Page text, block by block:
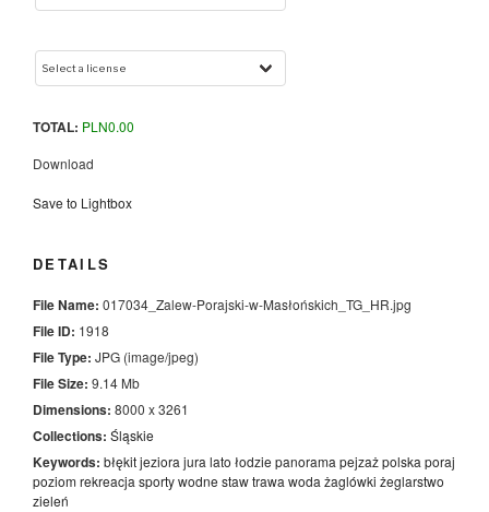
TOTAL: PLN0.00
Download
Save to Lightbox
DETAILS
File Name: 017034_Zalew-Porajski-w-Masłońskich_TG_HR.jpg
File ID: 1918
File Type: JPG (image/jpeg)
File Size: 9.14 Mb
Dimensions: 8000 x 3261
Collections: Śląskie
Keywords: błękitjeziora jura lato łodzie panorama pejzażpolska poraj
poziomrekreacja sporty wodne stawtrawa woda żaglówki żeglarstwo
zieleń